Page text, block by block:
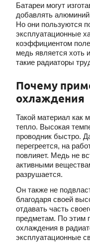
Батареи могут
добавлять
Но они пользуются
эксплуатационные
коэффициентом
медь является хоть
такие радиаторы
Почему
охлаждения
Такой материал как
тепло. Высокая
проводник быстро.
перегреется, на
повлияет. Медь не
активными
разрушается.
Он также не
благодаря своей
отдавать часть
предметам. По этим
охлаждения в
эксплуатационные